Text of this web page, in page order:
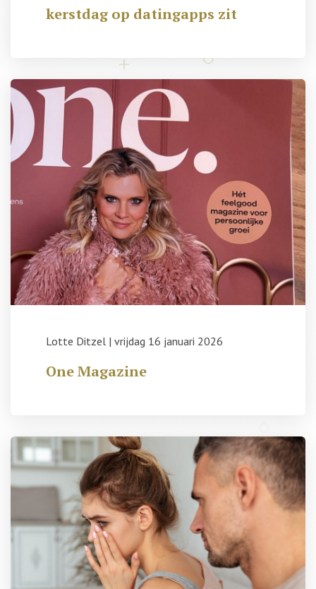
kerstdag op datingapps zit
Lotte Ditzel | vrijdag 16 januari 2026
One Magazine